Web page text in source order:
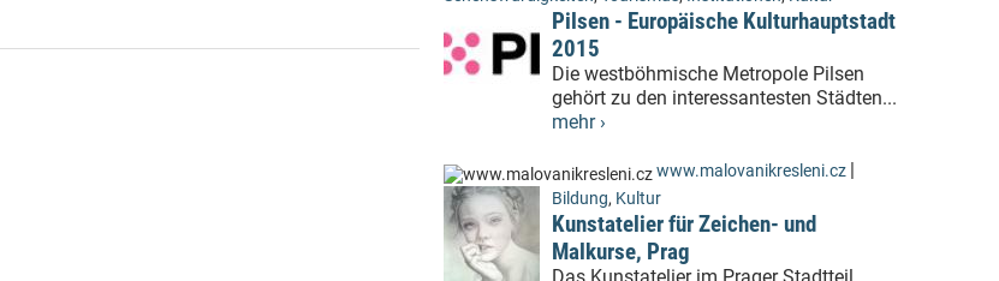
Pilsen - Europäische Kulturhauptstadt
2015
Die westböhmische Metropole Pilsen
gehört zu den interessantesten Städten...
mehr ›
www.malovanikresleni.cz |
Bildung, Kultur
Kunstatelier für Zeichen- und
Malkurse, Prag